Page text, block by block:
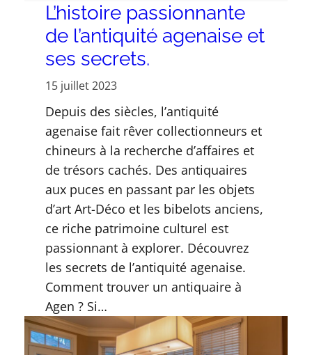
L’histoire passionnante
de l’antiquité agenaise et
ses secrets.
15 juillet 2023
Depuis des siècles, l’antiquité
agenaise fait rêver collectionneurs et
chineurs à la recherche d’affaires et
de trésors cachés. Des antiquaires
aux puces en passant par les objets
d’art Art-Déco et les bibelots anciens,
ce riche patrimoine culturel est
passionnant à explorer. Découvrez
les secrets de l’antiquité agenaise.
Comment trouver un antiquaire à
Agen ? Si…